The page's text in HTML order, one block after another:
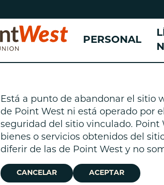
PERSONAL
Cuentas
Cuentas
(CD)
Cuentas
negocios
Cuenta
negocios
negocios
Historias
Nuestro
Socios
Participe
Está a punto de abandonar el sitio
de Point West ni está operado por
seguridad del sitio vinculado. Point
bienes o servicios obtenidos del
diferir de las de Point West y no
CANCELAR ACEPTAR